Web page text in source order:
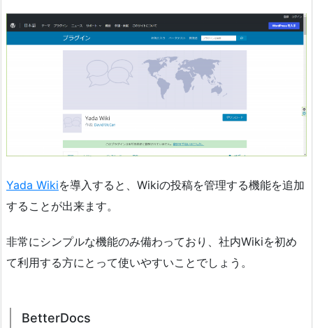
Yada Wikiを導入すると、Wikiの投稿を管理する機能を追加
することが出来ます。
非常にシンプルな機能のみ備わっており、社内Wikiを初め
て利用する方にとって使いやすいことでしょう。
BetterDocs